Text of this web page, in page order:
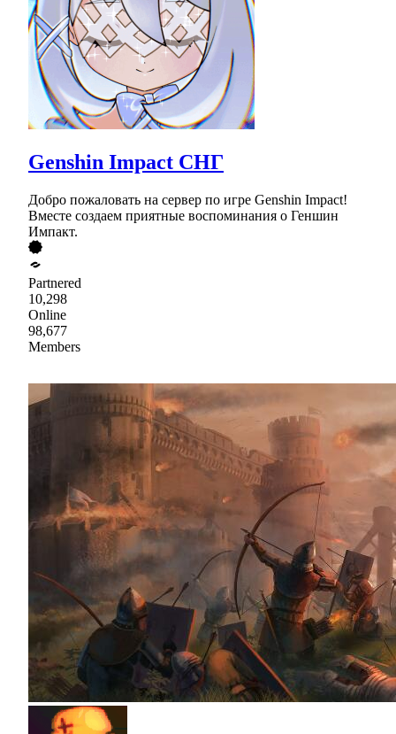
Genshin Impact СНГ
Добро пожаловать на сервер по игре Genshin Impact!
Вместе создаем приятные воспоминания о Геншин
Импакт.
Partnered
10,298
Online
98,677
Members